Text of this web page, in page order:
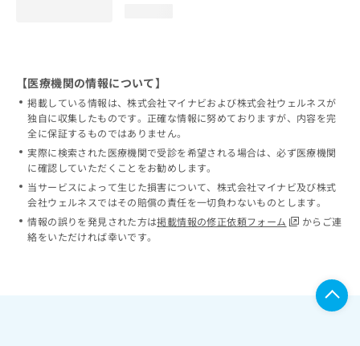
【医療機関の情報について】
掲載している情報は、株式会社マイナビおよび株式会社ウェルネスが
独自に収集したものです。正確な情報に努めておりますが、内容を完
全に保証するものではありません。
実際に検索された医療機関で受診を希望される場合は、必ず医療機関
に確認していただくことをお勧めします。
当サービスによって生じた損害について、株式会社マイナビ及び株式
会社ウェルネスではその賠償の責任を一切負わないものとします。
情報の誤りを発見された方は掲載情報の修正依頼フォーム
からご連
絡をいただければ幸いです。